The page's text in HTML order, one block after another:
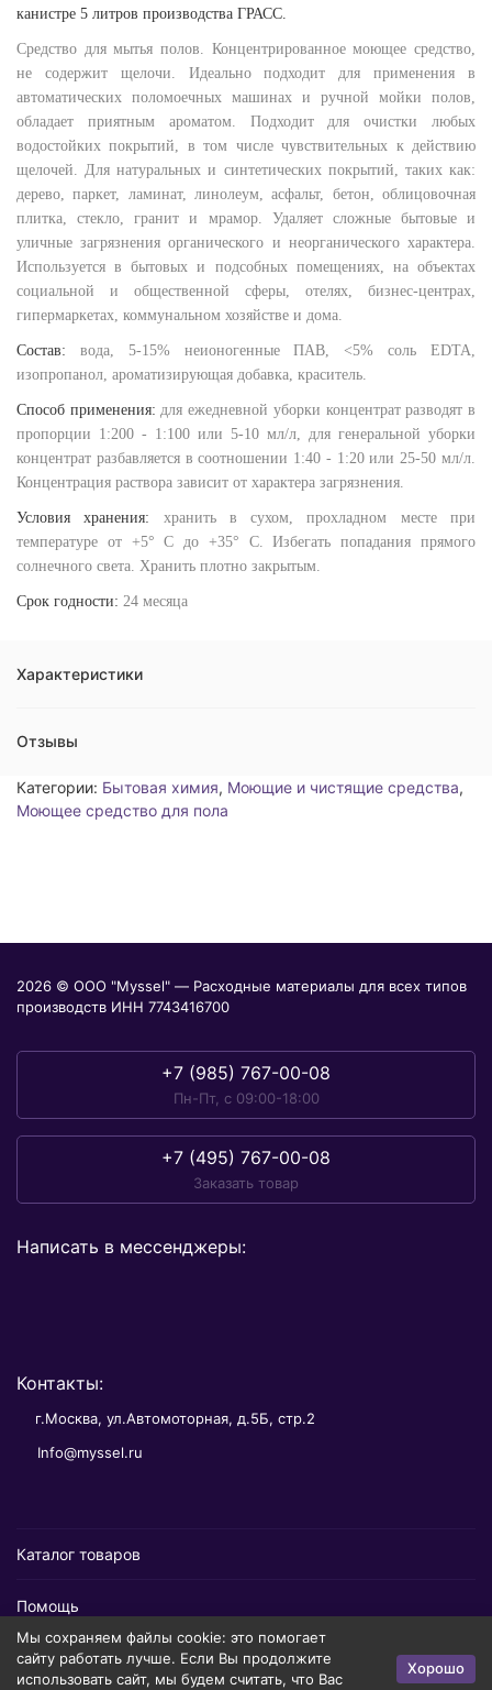
канистре 5 литров производства ГРАСС.
Средство для мытья полов. Концентрированное моющее средство,
не содержит щелочи. Идеально подходит для применения в
автоматических поломоечных машинах и ручной мойки полов,
обладает приятным ароматом. Подходит для очистки любых
водостойких покрытий, в том числе чувствительных к действию
щелочей. Для натуральных и синтетических покрытий, таких как:
дерево, паркет, ламинат, линолеум, асфальт, бетон, облицовочная
плитка, стекло, гранит и мрамор. Удаляет сложные бытовые и
уличные загрязнения органического и неорганического характера.
Используется в бытовых и подсобных помещениях, на объектах
социальной и общественной сферы, отелях, бизнес-центрах,
гипермаркетах, коммунальном хозяйстве и дома.
Состав: вода, 5-15% неионогенные ПАВ, <5% соль EDTA,
изопропанол, ароматизирующая добавка, краситель.
Способ применения:для ежедневной уборки концентрат разводят в
пропорции 1:200 - 1:100 или 5-10 мл/л, для генеральной уборки
концентрат разбавляется в соотношении 1:40 - 1:20 или 25-50 мл/л.
Концентрация раствора зависит от характера загрязнения.
Условия хранения: хранить в сухом, прохладном месте при
температуре от +5° С до +35° С. Избегать попадания прямого
солнечного света. Хранить плотно закрытым.
Срок годности: 24 месяца
Характеристики
Отзывы
Категории: Бытовая химия, Моющие и чистящие средства,
Моющее средство для пола
2026 © ООО "Myssel" — Расходные материалы для всех типов
производств ИНН 7743416700
+7 (985) 767-00-08
Пн-Пт, с 09:00-18:00
+7 (495) 767-00-08
Заказать товар
Написать в мессенджеры:
Контакты:
г.Москва, ул.Автомоторная, д.5Б, стр.2
Info@myssel.ru
Каталог товаров
Помощь
Информация
Мы сохраняем файлы cookie: это помогает
сайту работать лучше. Если Вы продолжите
использовать сайт, мы будем считать, что Вас
Хорошо